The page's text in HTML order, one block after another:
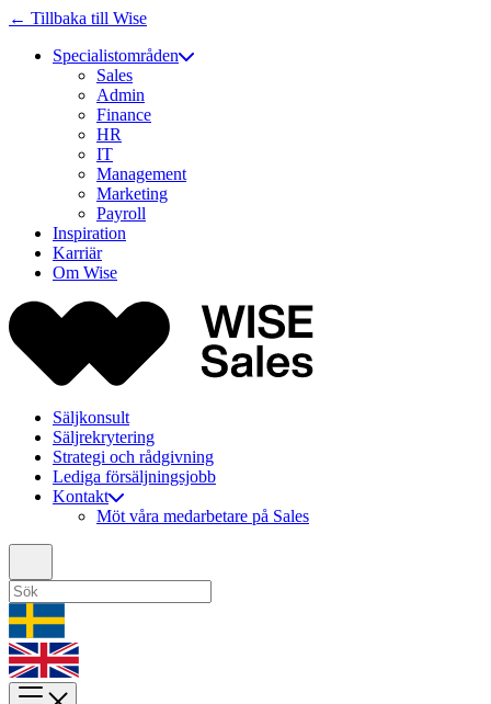
← Tillbaka till Wise
Specialistområden
Sales
Admin
Finance
HR
IT
Management
Marketing
Payroll
Inspiration
Karriär
Om Wise
Säljkonsult
Säljrekrytering
Strategi och rådgivning
Lediga försäljningsjobb
Kontakt
Möt våra medarbetare på Sales